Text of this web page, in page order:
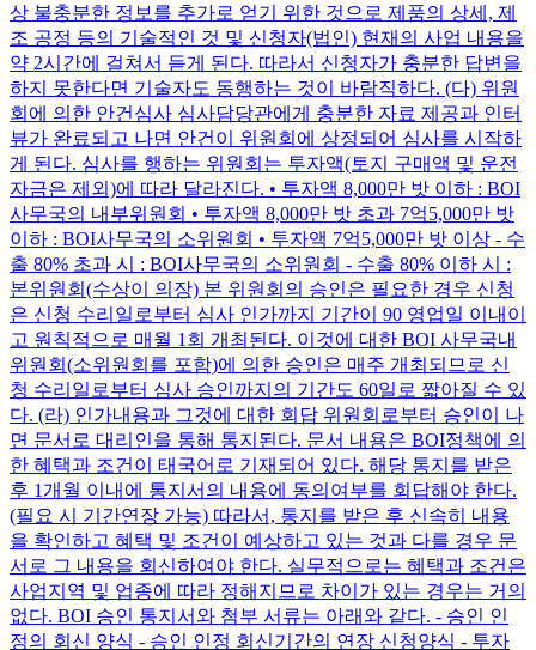
상 불충분한 정보를 추가로 얻기 위한 것으로 제품의 상세, 제
조 공정 등의 기술적인 것 및 신청자(법인) 현재의 사업 내용을
약 2시간에 걸쳐서 듣게 된다. 따라서 신청자가 충분한 답변을
하지 못한다면 기술자도 동행하는 것이 바람직하다. (다) 위원
회에 의한 안건심사 심사담당관에게 충분한 자료 제공과 인터
뷰가 완료되고 나면 안건이 위원회에 상정되어 심사를 시작하
게 된다. 심사를 행하는 위원회는 투자액(토지 구매액 및 운전
자금은 제외)에 따라 달라진다. • 투자액 8,000만 밧 이하 : BOI
사무국의 내부위원회 • 투자액 8,000만 밧 초과 7억5,000만 밧
이하 : BOI사무국의 소위원회 • 투자액 7억5,000만 밧 이상 - 수
출 80% 초과 시 : BOI사무국의 소위원회 - 수출 80% 이하 시 :
본위원회(수상이 의장) 본 위원회의 승인은 필요한 경우 신청
은 신청 수리일로부터 심사 인가까지 기간이 90 영업일 이내이
고 원칙적으로 매월 1회 개최된다. 이것에 대한 BOI 사무국내
위원회(소위원회를 포함)에 의한 승인은 매주 개최되므로 신
청 수리일로부터 심사 승인까지의 기간도 60일로 짧아질 수 있
다. (라) 인가내용과 그것에 대한 회답 위원회로부터 승인이 나
면 문서로 대리인을 통해 통지된다. 문서 내용은 BOI정책에 의
한 혜택과 조건이 태국어로 기재되어 있다. 해당 통지를 받은
후 1개월 이내에 통지서의 내용에 동의여부를 회답해야 한다.
(필요 시 기간연장 가능) 따라서, 통지를 받은 후 신속히 내용
을 확인하고 혜택 및 조건이 예상하고 있는 것과 다를 경우 문
서로 그 내용을 회신하여야 한다. 실무적으로는 혜택과 조건은
사업지역 및 업종에 따라 정해지므로 차이가 있는 경우는 거의
없다. BOI 승인 통지서와 첨부 서류는 아래와 같다. - 승인 인
정의 회신 양식 - 승인 인정 회신기간의 연장 신청양식 - 투자